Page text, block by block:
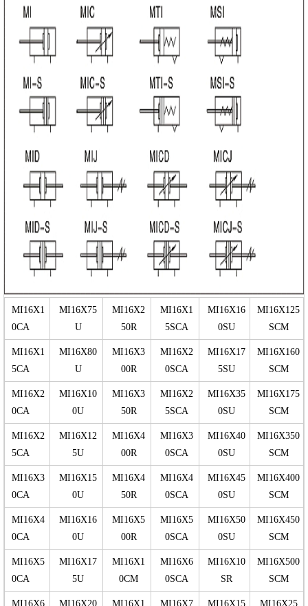
MI16X1
0CA
MI16X75
U
MI16X2
50R
MI16X1
5SCA
MI16X16
0SU
MI16X125
SCM
MI16X1
5CA
MI16X80
U
MI16X3
00R
MI16X2
0SCA
MI16X17
5SU
MI16X160
SCM
MI16X2
0CA
MI16X10
0U
MI16X3
50R
MI16X2
5SCA
MI16X35
0SU
MI16X175
SCM
MI16X2
5CA
MI16X12
5U
MI16X4
00R
MI16X3
0SCA
MI16X40
0SU
MI16X350
SCM
MI16X3
0CA
MI16X15
0U
MI16X4
50R
MI16X4
0SCA
MI16X45
0SU
MI16X400
SCM
MI16X4
0CA
MI16X16
0U
MI16X5
00R
MI16X5
0SCA
MI16X50
0SU
MI16X450
SCM
MI16X5
0CA
MI16X17
5U
MI16X1
0CM
MI16X6
0SCA
MI16X10
SR
MI16X500
SCM
MI16X6
MI16X20
MI16X1
MI16X7
MI16X15
MI16X25